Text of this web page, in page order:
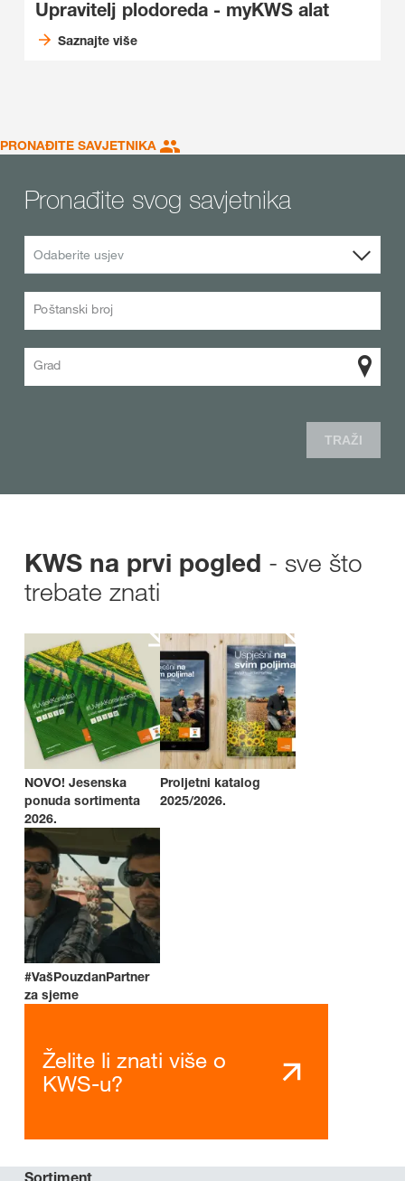
Upravitelj plodoreda - myKWS alat
Saznajte više
PRONAĐITE SAVJETNIKA
Pronađite svog savjetnika
Odaberite usjev
Poštanski broj
Grad
TRAŽI
KWS na prvi pogled - sve što
trebate znati
NOVO! Jesenska
ponuda sortimenta
2026.
Proljetni katalog
2025/2026.
#VašPouzdanPartner
za sjeme
Želite li znati više o
KWS-u?
Sortiment